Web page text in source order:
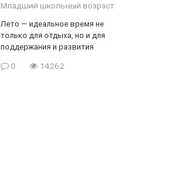
Младший школьный возраст
Лето — идеальное время не
только для отдыха, но и для
поддержания и развития
0 14262